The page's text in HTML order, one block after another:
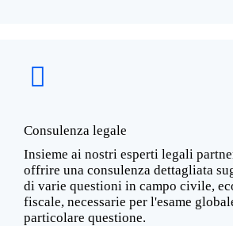
Consulenza legale
Insieme ai nostri esperti legali
offrire una consulenza dettagliata
di varie questioni in campo civile,
fiscale, necessarie per l'esame
particolare questione.